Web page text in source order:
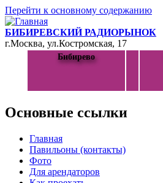
Перейти к основному содержанию
БИБИРЕВСКИЙ РАДИОРЫНОК
г.Москва, ул.Костромская, 17
Бибирево
Основные ссылки
Главная
Павильоны (контакты)
Фото
Для арендаторов